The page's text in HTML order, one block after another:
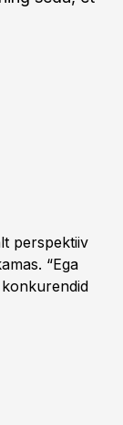
perspektiiv
“Ega